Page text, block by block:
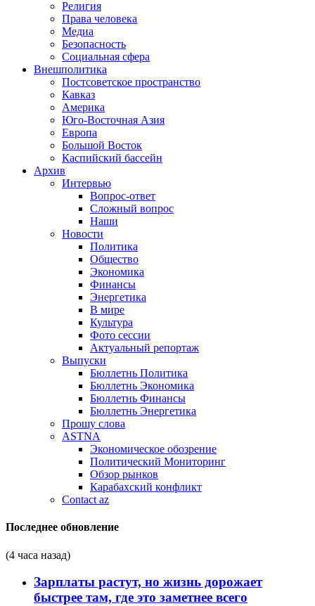
Религия
Права человека
Медиа
Безопасность
Социальная сфера
Внешполитика
Постсоветское пространство
Кавказ
Америка
Юго-Восточная Азия
Европа
Большой Восток
Каспийский бассейн
Архив
Интервью
Вопрос-ответ
Сложный вопрос
Наши
Новости
Политика
Общество
Экономика
Финансы
Энергетика
В мире
Культура
Фото сессии
Актуальный репортаж
Выпуски
Бюллетнь Политика
Бюллетнь Экономика
Бюллетнь Финансы
Бюллетнь Энергетика
Прошу слова
ASTNA
Экономическое обозрение
Политический Мониторинг
Обзор рынков
Карабахский конфликт
Contact az
Последнее обновление
(4 часа назад)
Зарплаты растут, но жизнь дорожает
быстрее там, где это заметнее всего